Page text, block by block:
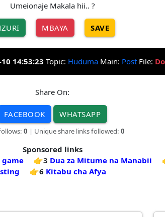
Umeionaje Makala hii.. ?
MBAYA SAVE
14:53:23 Topic: HudumaMain: PostFile:
Share On:
FACEBOOK WHATSAPP
0 | Unique share links followed: 0
Sponsored links
game 👉3 Dua za Mitume na Manabii
👉6 Kitabu cha Afya